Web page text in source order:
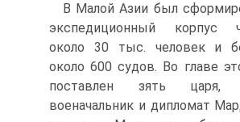
B Малой Азии был
экспедиционный корпус
около 30 тыс. человек и
около 600 судов. Bo главе
поставлен зять царя,
военачальник и дипломат